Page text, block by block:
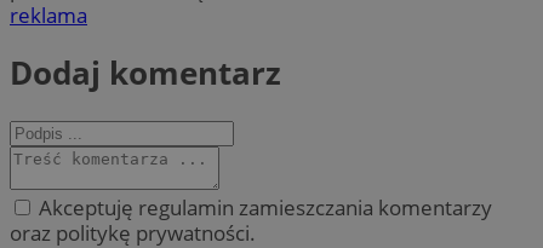
reklama
Dodaj komentarz
Akceptuję regulamin zamieszczania komentarzy
oraz politykę prywatności.